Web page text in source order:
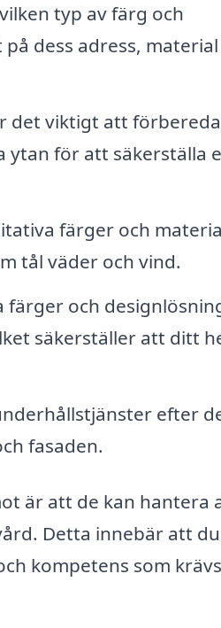
typ av färg och
dess adress,
det viktigt att
ytan för att säkerställa
färger och
tål väder och vind.
färger och
säkerställer att ditt
efter
fasaden.
är att de kan hantera
Detta innebär att
kompetens som